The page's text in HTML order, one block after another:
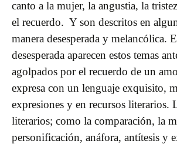
canto a la mujer, la angustia, la
el recuerdo. Y son descritos en
manera desesperada y melancólica.
desesperada aparecen estos temas
agolpados por el recuerdo de un
expresa con un lenguaje exquisito,
expresiones y en recursos literarios.
literarios; como la comparación, la
personificación, anáfora, antítesis y